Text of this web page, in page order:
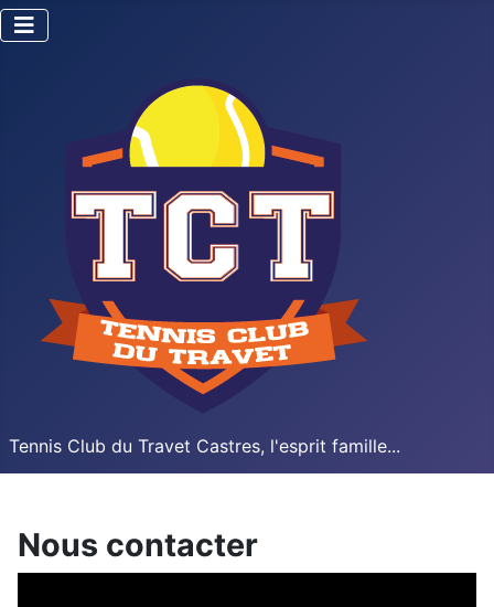
Tennis Club du Travet Castres, l'esprit famille...
Nous contacter